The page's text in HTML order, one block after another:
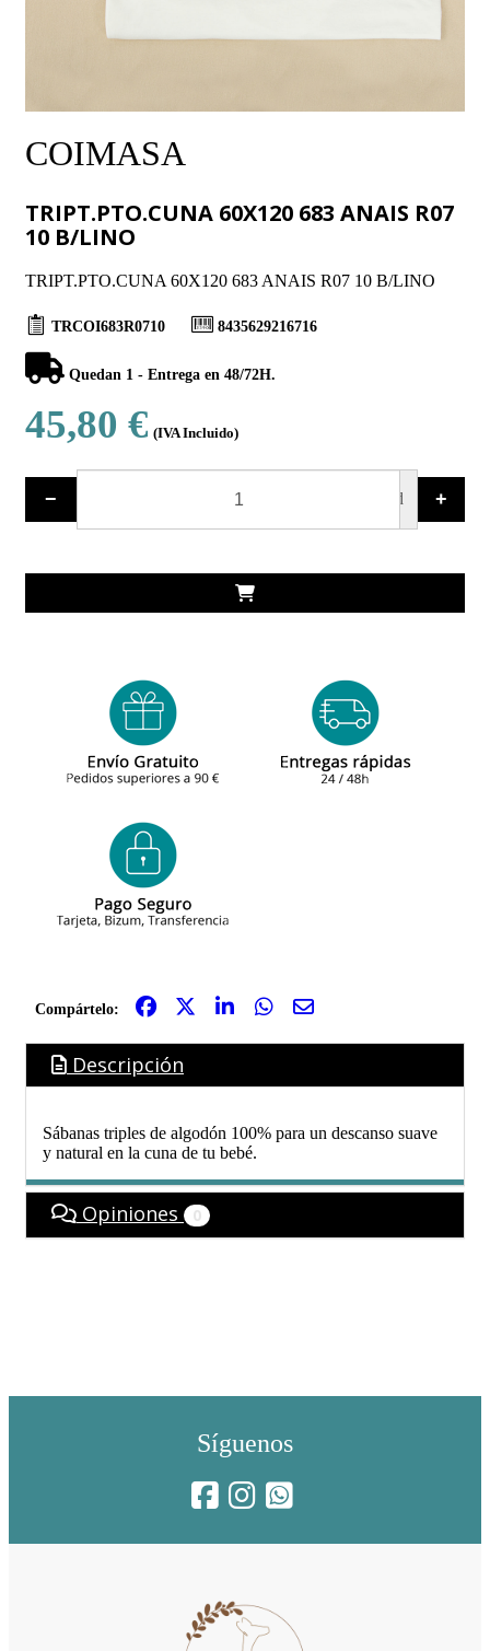
COIMASA
TRIPT.PTO.CUNA 60X120 683 ANAIS R07
10 B/LINO
TRIPT.PTO.CUNA 60X120 683 ANAIS R07 10 B/LINO
TRCOI683R0710 8435629216716
Quedan 1 - Entrega en 48/72H.
45,80 € (IVA Incluido)
− ud +
Compártelo:
Descripción
Sábanas triples de algodón 100% para un descanso suave
y natural en la cuna de tu bebé.
Opiniones 0
Síguenos